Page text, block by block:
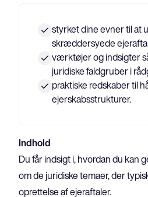
styrket dine evner til at
skræddersyede
værktøjer og indsigter
juridiske faldgruber i
praktiske redskaber til
ejerskabsstrukturer.
Indhold
Du får indsigt i, hvordan du kan
om de juridiske temaer, der
oprettelse af ejeraftaler.